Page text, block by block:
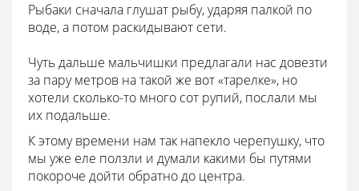
Рыбаки сначала глушат рыбу, ударяя палкой по
воде, а потом раскидывают сети.
Чуть дальше мальчишки предлагали нас довезти
за пару метров на такой же вот «тарелке», но
хотели сколько-то много сот рупий, послали мы
их подальше.
К этому времени нам так напекло черепушку, что
мы уже еле ползли и думали какими бы путями
покороче дойти обратно до центра.